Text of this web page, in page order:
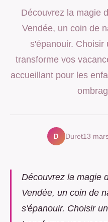
Découvrez la magie
Vendée, un coin de
s'épanouir. Choisir
transforme vos
accueillant pour les
D Duret13
Découvrez la magie
Vendée, un coin de
s'épanouir. Choisir